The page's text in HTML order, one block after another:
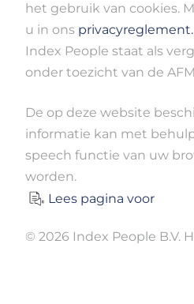
het gebruik van cookies.
u in ons privacyreglement.
Index People staat als
onder toezicht van de
De op deze website
informatie kan met
speech functie van uw
worden.
Lees pagina voor
© 2026 Index People B.V.